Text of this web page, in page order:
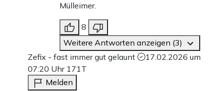
Mülleimer.
8
Weitere Antworten anzeigen (3)
Zefix - fast immer gut gelaunt
17.02.2026 um
07:20 Uhr 171T
Melden